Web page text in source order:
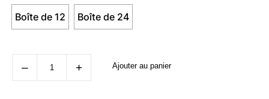
Boîte de 12 Boîte de 24
‒
quantité
de
+ Ajouter au panier